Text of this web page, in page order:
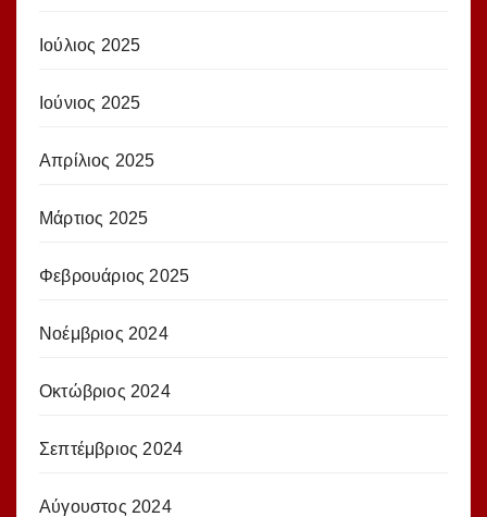
Ιούλιος 2025
Ιούνιος 2025
Απρίλιος 2025
Μάρτιος 2025
Φεβρουάριος 2025
Νοέμβριος 2024
Οκτώβριος 2024
Σεπτέμβριος 2024
Αύγουστος 2024